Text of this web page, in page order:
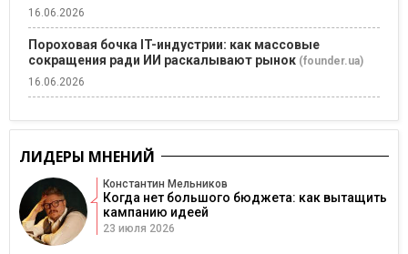
16.06.2026
Пороховая бочка IT-индустрии: как массовые
сокращения ради ИИ раскалывают рынок (founder.ua)
16.06.2026
ЛИДЕРЫ МНЕНИЙ
Константин Мельников
Когда нет большого бюджета: как вытащить
кампанию идеей
23 июля 2026